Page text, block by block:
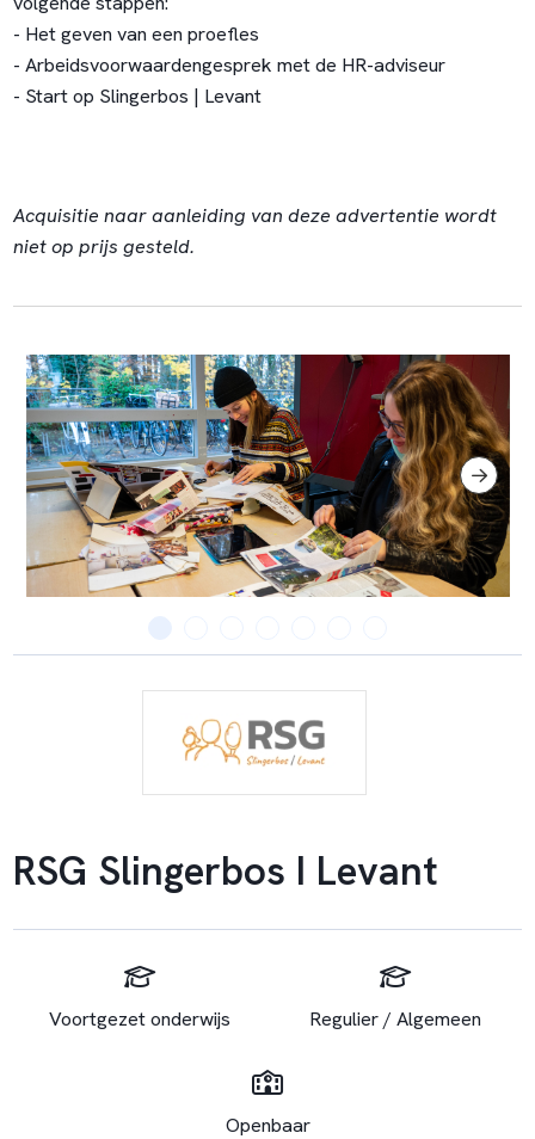
- Het geven van een proefles
- Arbeidsvoorwaardengesprek met de HR-adviseur
- Start op Slingerbos | Levant
Acquisitie naar aanleiding van deze advertentie wordt
niet op prijs gesteld.
RSG Slingerbos I Levant
Voortgezet onderwijs Regulier / Algemeen
Openbaar